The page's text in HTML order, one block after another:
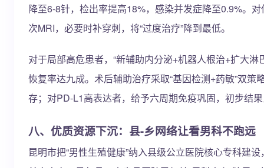
降至6-8针，检出率提高18%，感染并发症降至0.9%。
次MRI，必要时补穿刺，将“过度治疗”降到最低。
对于局部高危患者，“新辅助内分泌+机器人根治+扩大
恢复率达九成。术后辅助治疗采取“基因检测+药敏”双
存；对PD-L1高表达者，给予六周期免疫巩固，初步结
八、优质资源下沉：县-乡网络让看男科不跑远
昆明市把“男性生殖健康”纳入县级公立医院核心专科建